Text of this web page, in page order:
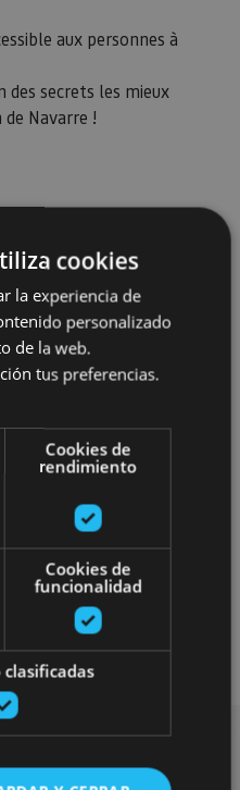
aux personnes à
secrets les mieux
de Navarre !
expositivos
cookies
la experiencia de
personalizado
de la web.
tus preferencias.
Cookies de
rendimiento
Cookies de
funcionalidad